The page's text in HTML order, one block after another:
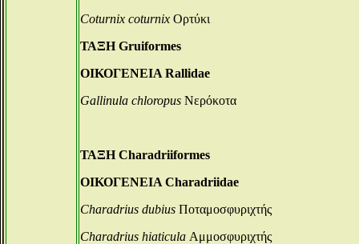
Coturnix coturnix Ορτύκι
ΤΑΞΗ Gruiformes
ΟΙΚΟΓΕΝΕΙΑ Rallidae
Gallinula chloropus Νερόκοτα
ΤΑΞΗ Charadriiformes
ΟΙΚΟΓΕΝΕΙΑ Charadriidae
Charadrius dubius Ποταμοσφυριχτής
Charadrius hiaticula Αμμοσφυριχτής